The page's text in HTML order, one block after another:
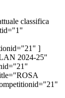
classifica
]
2024-25"